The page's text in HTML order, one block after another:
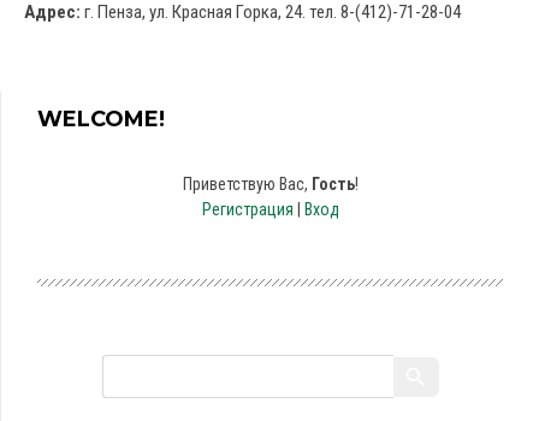
Адрес: г. Пенза, ул. Красная Горка, 24. тел. 8-(412)-71-28-04
WELCOME!
Приветствую Вас, Гость!
Регистрация
Вход